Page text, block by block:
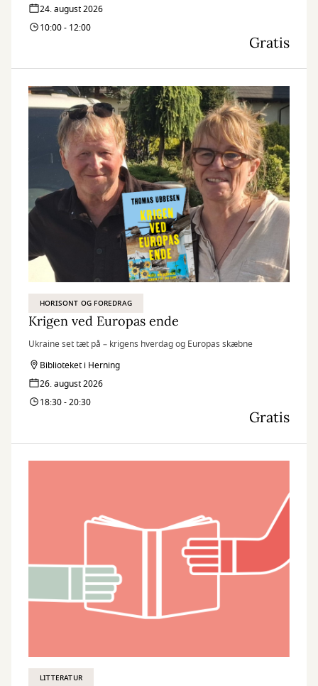
24. august 2026
10:00 - 12:00
Gratis
HORISONT OG FOREDRAG
Krigen ved Europas ende
Ukraine set tæt på – krigens hverdag og Europas skæbne
Biblioteket i Herning
26. august 2026
18:30 - 20:30
Gratis
LITTERATUR